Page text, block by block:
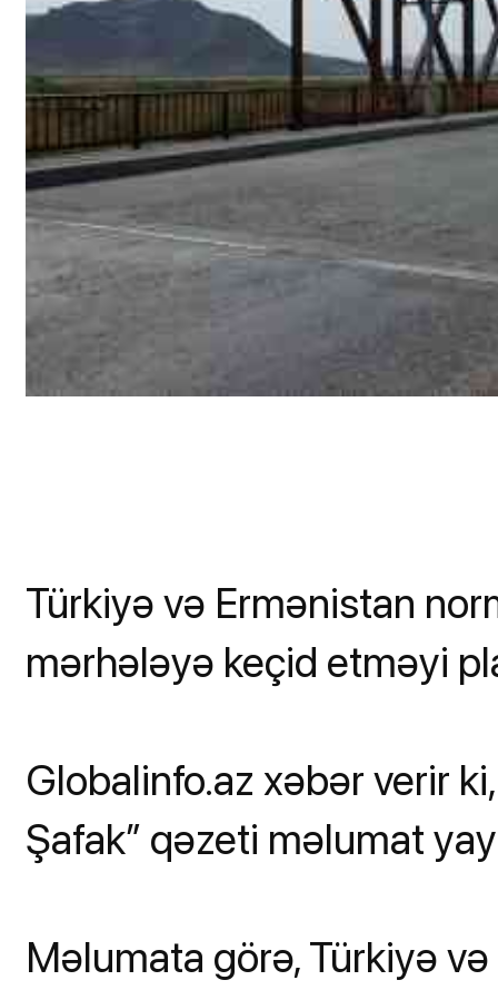
Türkiyə və Ermənistan
mərhələyə keçid etməyi
Globalinfo.az xəbər verir
Şafak” qəzeti məlumat
Məlumata görə, Türkiyə